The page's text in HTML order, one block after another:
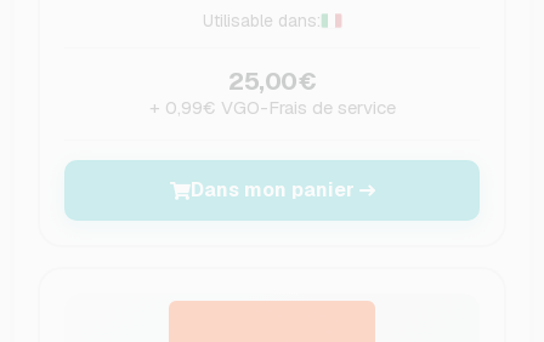
Utilisable dans:
25,00€
+ 0,99€ VGO-Frais de service
Dans mon panier